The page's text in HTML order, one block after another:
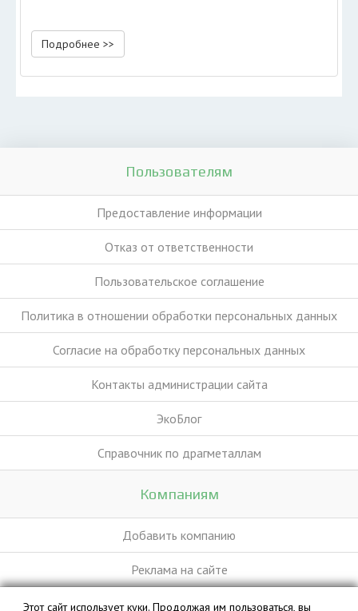
Подробнее >>
Пользователям
Предоставление информации
Отказ от ответственности
Пользовательское соглашение
Политика в отношении обработки персональных данных
Согласие на обработку персональных данных
Контакты администрации сайта
ЭкоБлог
Справочник по драгметаллам
Компаниям
Добавить компанию
Реклама на сайте
Этот сайт использует куки. Продолжая им пользоваться, вы